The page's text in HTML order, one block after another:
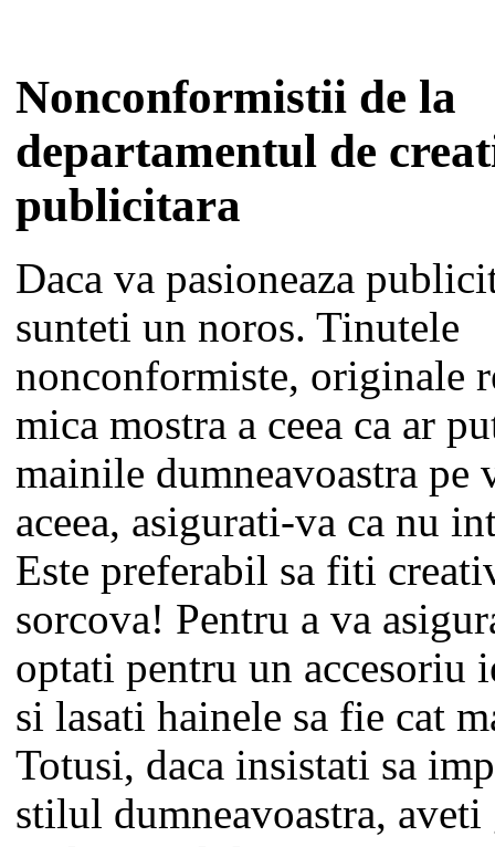
Nonconformistii de la
departamentul de
publicitara
Daca va pasioneaza
sunteti un noros. Tinutele
nonconformiste, originale
mica mostra a ceea ca ar
mainile dumneavoastra pe
aceea, asigurati-va ca nu
Este preferabil sa fiti
sorcova! Pentru a va
optati pentru un accesoriu
si lasati hainele sa fie cat
Totusi, daca insistati sa
stilul dumneavoastra,